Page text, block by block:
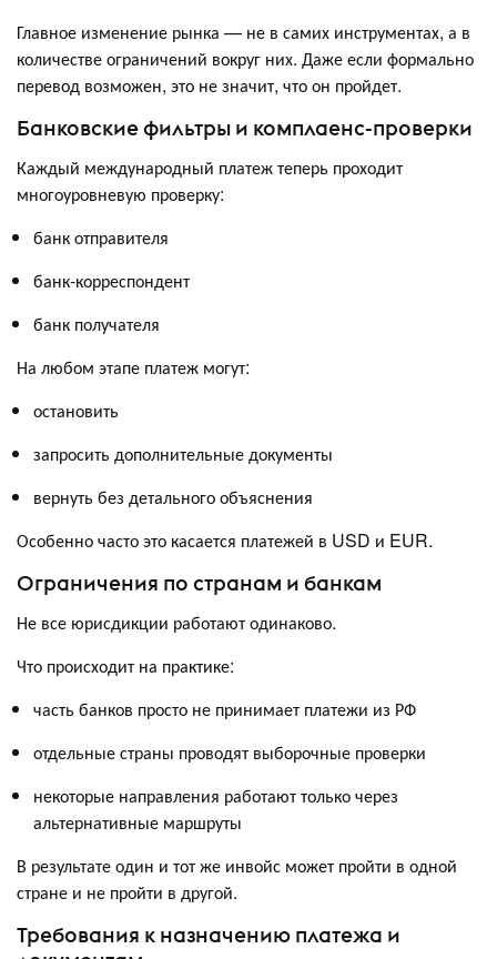
Главное изменение рынка — не в самих инструментах, а в
количестве ограничений вокруг них. Даже если формально
перевод возможен, это не значит, что он пройдет.
Банковские фильтры и комплаенс-проверки
Каждый международный платеж теперь проходит
многоуровневую проверку:
банк отправителя
банк-корреспондент
банк получателя
На любом этапе платеж могут:
остановить
запросить дополнительные документы
вернуть без детального объяснения
Особенно часто это касается платежей в USD и EUR.
Ограничения по странам и банкам
Не все юрисдикции работают одинаково.
Что происходит на практике:
часть банков просто не принимает платежи из РФ
отдельные страны проводят выборочные проверки
некоторые направления работают только через
альтернативные маршруты
В результате один и тот же инвойс может пройти в одной
стране и не пройти в другой.
Требования к назначению платежа и